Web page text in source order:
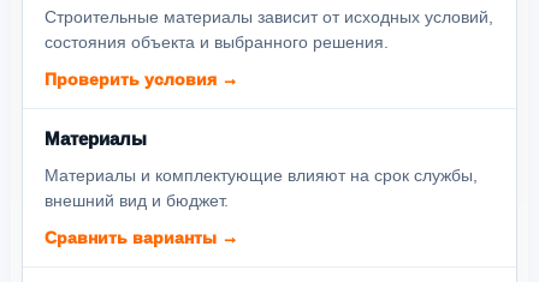
Строительные материалы зависит от исходных условий,
состояния объекта и выбранного решения.
Проверить условия →
Материалы
Материалы и комплектующие влияют на срок службы,
внешний вид и бюджет.
Сравнить варианты →